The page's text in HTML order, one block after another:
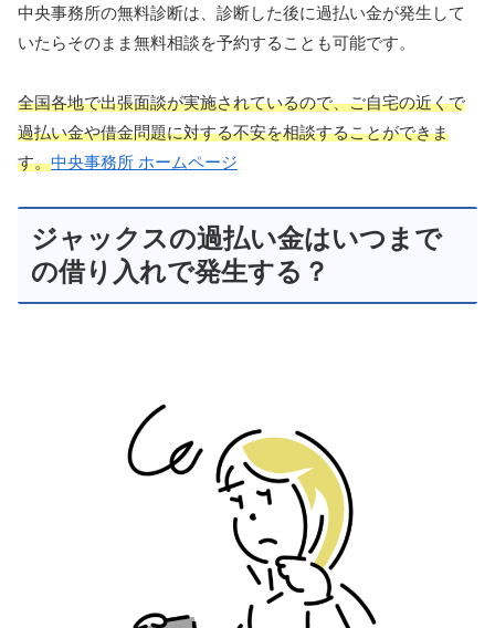
中央事務所の無料診断は、診断した後に過払い金が発生して
いたらそのまま無料相談を予約することも可能です。
全国各地で出張面談が実施されているので、ご自宅の近くで
過払い金や借金問題に対する不安を相談することができま
す。中央事務所 ホームページ
ジャックスの過払い金はいつまで
の借り入れで発生する？